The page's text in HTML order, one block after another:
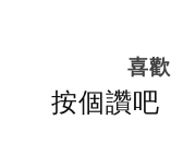
喜
按個讚吧